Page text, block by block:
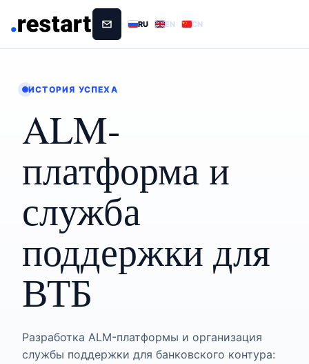
RU EN CN
ИСТОРИЯ УСПЕХА
ALM-
платформа и
служба
поддержки для
ВТБ
Разработка ALM-платформы и организация
службы поддержки для банковского контура: